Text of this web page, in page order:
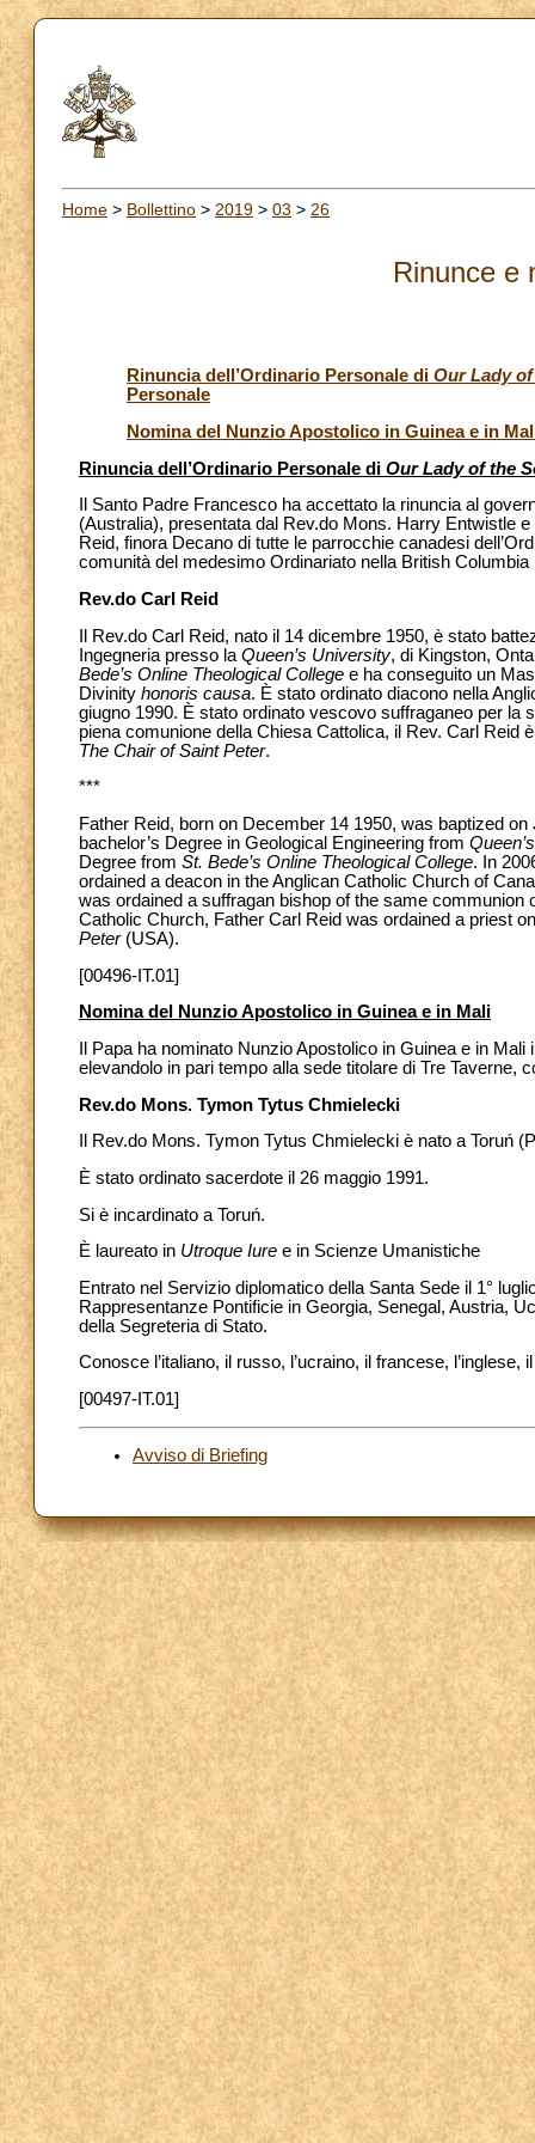
Home > Bollettino > 2019 > 03 > 26
Rinunce e
Rinuncia dell’Ordinario Personale di Our Lady
Personale
Nomina del Nunzio Apostolico in Guinea e in
Rinuncia dell’Ordinario Personale di Our Lady of the
Il Santo Padre Francesco ha accettato la rinuncia al
(Australia), presentata dal Rev.do Mons. Harry Entwistle
Reid, finora Decano di tutte le parrocchie canadesi
comunità del medesimo Ordinariato nella British Columbia
Rev.do Carl Reid
Il Rev.do Carl Reid, nato il 14 dicembre 1950, è stato
Ingegneria presso la Queen’s University, di Kingston,
Bede’s Online Theological College e ha conseguito un
Divinity honoris causa. È stato ordinato diacono nella
giugno 1990. È stato ordinato vescovo suffraganeo per
piena comunione della Chiesa Cattolica, il Rev. Carl Reid
The Chair of Saint Peter.
***
Father Reid, born on December 14 1950, was baptized
bachelor’s Degree in Geological Engineering from
Degree from St. Bede’s Online Theological College. In
ordained a deacon in the Anglican Catholic Church of
was ordained a suffragan bishop of the same
Catholic Church, Father Carl Reid was ordained a priest
Peter(USA).
[00496-IT.01]
Nomina del Nunzio Apostolico in Guinea e in Mali
Il Papa ha nominato Nunzio Apostolico in Guinea e in
elevandolo in pari tempo alla sede titolare di Tre Taverne,
Rev.do Mons. Tymon Tytus Chmielecki
Il Rev.do Mons. Tymon Tytus Chmielecki è nato a Toruń
È stato ordinato sacerdote il 26 maggio 1991.
Si è incardinato a Toruń.
È laureato in Utroque Iure e in Scienze Umanistiche
Entrato nel Servizio diplomatico della Santa Sede il 1°
Rappresentanze Pontificie in Georgia, Senegal, Austria,
della Segreteria di Stato.
Conosce l’italiano, il russo, l’ucraino, il francese, l’inglese,
[00497-IT.01]
Avviso di Briefing